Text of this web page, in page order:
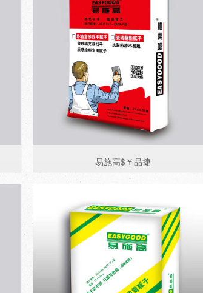
易施高$￥品捷